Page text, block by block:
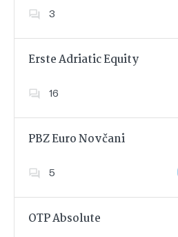
3
Erste Adriatic Equity
16
PBZ Euro Novčani
5
OTP Absolute